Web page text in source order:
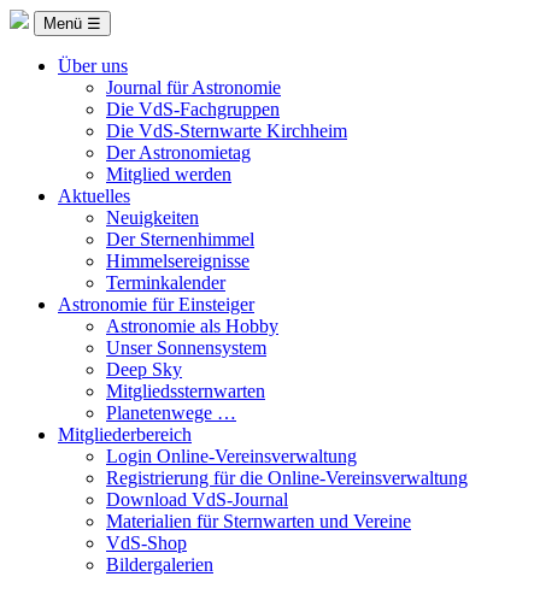
Menü ☰
Über uns
Journal für Astronomie
Die VdS-Fachgruppen
Die VdS-Sternwarte Kirchheim
Der Astronomietag
Mitglied werden
Aktuelles
Neuigkeiten
Der Sternenhimmel
Himmelsereignisse
Terminkalender
Astronomie für Einsteiger
Astronomie als Hobby
Unser Sonnensystem
Deep Sky
Mitgliedssternwarten
Planetenwege …
Mitgliederbereich
Login Online-Vereinsverwaltung
Registrierung für die Online-Vereinsverwaltung
Download VdS-Journal
Materialien für Sternwarten und Vereine
VdS-Shop
Bildergalerien